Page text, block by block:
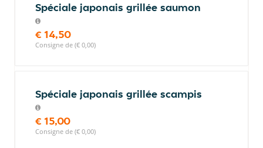
Spéciale japonais grillée saumon
€ 14,50
Consigne de (€ 0,00)
Spéciale japonais grillée scampis
€ 15,00
Consigne de (€ 0,00)